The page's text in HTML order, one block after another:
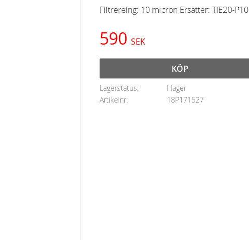
Filtrereing: 10 micron Ersätter: TIE20-P10
590 SEK
KÖP
Lagerstatus
I lager
Artikelnr
18P171527